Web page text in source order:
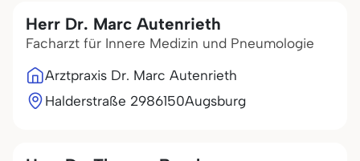
Herr Dr. Marc Autenrieth
Facharzt für Innere Medizin und Pneumologie
Arztpraxis Dr. Marc Autenrieth
Halderstraße 2986150Augsburg